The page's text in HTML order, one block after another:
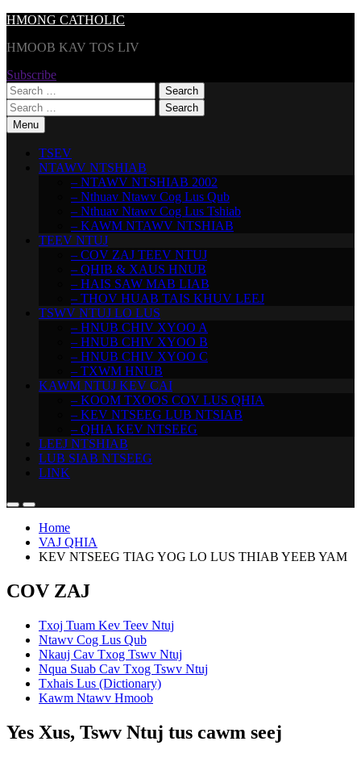
Skip
content
HMONG CATHOLIC
HMOOB KAV TOS LIV
Subscribe
Search
for:
Search
for:Menu
TSEV
NTAWV NTSHIAB
– NTAWV NTSHIAB 2002
– Nthuav Ntawv Cog Lus Qub
– Nthuav Ntawv Cog Lus Tshiab
– KAWM NTAWV NTSHIAB
TEEV NTUJ
– COV ZAJ TEEV NTUJ
– QHIB & XAUS HNUB
– HAIS SAW MAB LIAB
– THOV HUAB TAIS KHUV LEEJ
TSWV NTUJ LO LUS
– HNUB CHIV XYOO A
– HNUB CHIV XYOO B
– HNUB CHIV XYOO C
– TXWM HNUB
KAWM NTUJ KEV CAI
– KOOM TXOOS COV LUS QHIA
– KEV NTSEEG LUB NTSIAB
– QHIA KEV NTSEEG
LEEJ NTSHIAB
LUB SIAB NTSEEG
LINK
Home
VAJ QHIA
KEV NTSEEG TIAG YOG LO LUS THIAB YEEB YAM
COV ZAJ
Txoj Tuam Kev Teev Ntuj
Ntawv Cog Lus Qub
Nkauj Cav Txog Tswv Ntuj
Nqua Suab Cav Txog Tswv Ntuj
Txhais Lus (Dictionary)
Kawm Ntawv Hmoob
Yes Xus, Tswv Ntuj tus cawm seej